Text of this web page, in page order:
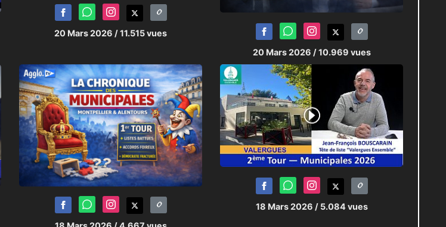
20 Mars 2026 / 11.515 vues
20 Mars 2026 / 10.969 vues
18 Mars 2026 / 5.084 vues